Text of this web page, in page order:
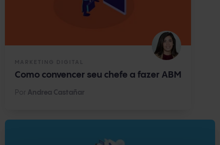
MARKETING DIGITAL
Como convencer seu chefe a fazer ABM
Por Andrea Castañar